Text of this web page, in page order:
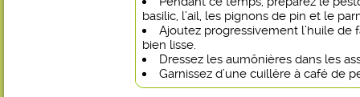
basilic, l’ail, les pignons de pin et le
Ajoutez progressivement l’huile de
bien lisse.
Dressez les aumônières dans les
Garnissez d’une cuillère à café de